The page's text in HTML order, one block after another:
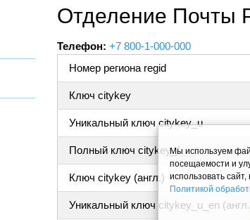
Отделение Почты
Телефон: +7 800-1-000-000
Номер региона regid
Ключ citykey
Уникальный ключ citykey_u
Полный ключ citykey_f
Ключ citykey (англ.)
Уникальный ключ citykey_u_en
Мы используем
посещаемости и
использовать
Политикой